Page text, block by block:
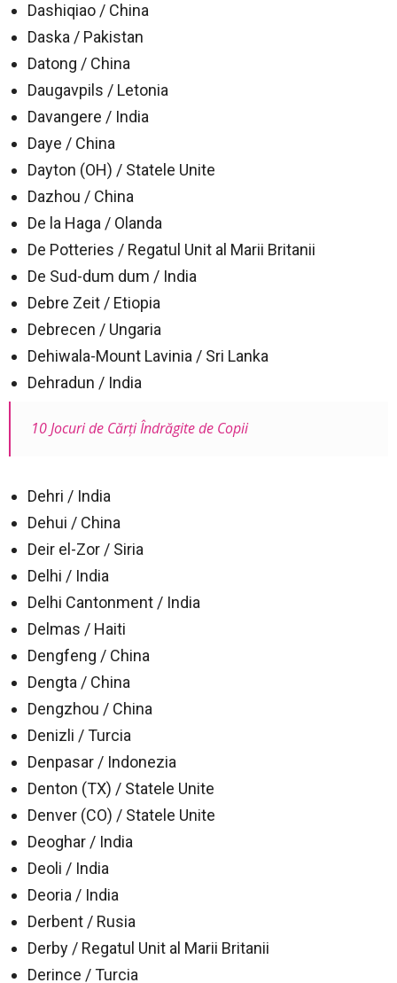
Dashiqiao / China
Daska / Pakistan
Datong / China
Daugavpils / Letonia
Davangere / India
Daye / China
Dayton (OH) / Statele Unite
Dazhou / China
De la Haga / Olanda
De Potteries / Regatul Unit al Marii Britanii
De Sud-dum dum / India
Debre Zeit / Etiopia
Debrecen / Ungaria
Dehiwala-Mount Lavinia / Sri Lanka
Dehradun / India
10 Jocuri de Cărţi Îndrăgite de Copii
Dehri / India
Dehui / China
Deir el-Zor / Siria
Delhi / India
Delhi Cantonment / India
Delmas / Haiti
Dengfeng / China
Dengta / China
Dengzhou / China
Denizli / Turcia
Denpasar / Indonezia
Denton (TX) / Statele Unite
Denver (CO) / Statele Unite
Deoghar / India
Deoli / India
Deoria / India
Derbent / Rusia
Derby / Regatul Unit al Marii Britanii
Derince / Turcia